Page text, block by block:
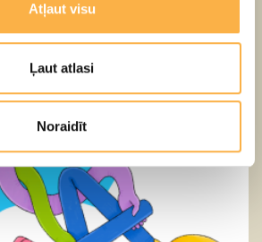
Atļaut visu
Ļaut atlasi
Noraidīt
uzvarēja Lauvu